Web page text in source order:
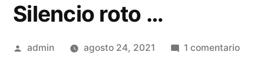
Silencio roto …
Publicado
admin agosto 24, 2021 1 comentarioen